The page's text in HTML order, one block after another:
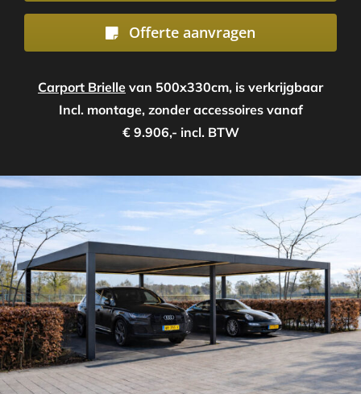
Offerte aanvragen
Carport Brielle van 500x330cm, is verkrijgbaar
Incl. montage, zonder accessoires vanaf
€ 9.906,- incl. BTW